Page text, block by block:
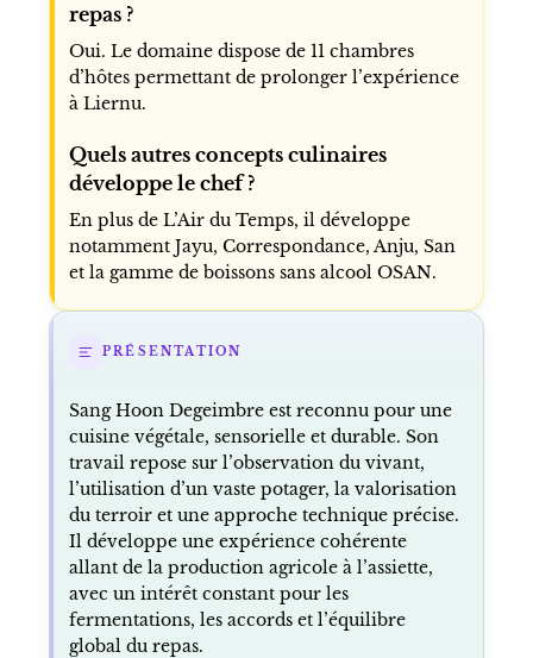
repas ?
Oui. Le domaine dispose de 11 chambres
d’hôtes permettant de prolonger l’expérience
à Liernu.
Quels autres concepts culinaires
développe le chef ?
En plus de L’Air du Temps, il développe
notamment Jayu, Correspondance, Anju, San
et la gamme de boissons sans alcool OSAN.
PRÉSENTATION
Sang Hoon Degeimbre est reconnu pour une
cuisine végétale, sensorielle et durable. Son
travail repose sur l’observation du vivant,
l’utilisation d’un vaste potager, la valorisation
du terroir et une approche technique précise.
Il développe une expérience cohérente
allant de la production agricole à l’assiette,
avec un intérêt constant pour les
fermentations, les accords et l’équilibre
global du repas.